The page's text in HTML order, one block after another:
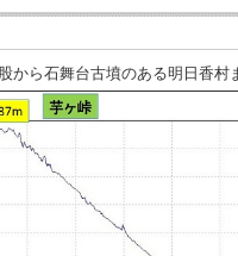
から石舞台古墳のある明日香村